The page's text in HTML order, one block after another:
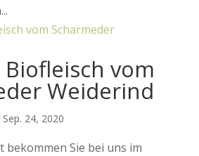
Biofleisch vom
Weiderind
Sep. 24, 2020
bekommen Sie bei uns im